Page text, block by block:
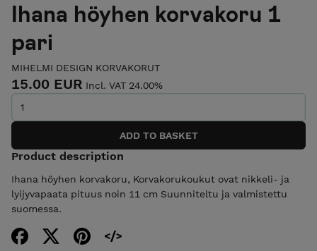
Ihana höyhen korvakoru 1
pari
MIHELMI DESIGN KORVAKORUT
15.00 EUR Incl. VAT 24.00%
Product description
Ihana höyhen korvakoru, Korvakorukoukut ovat nikkeli- ja
lyijyvapaata pituus noin 11 cm Suunniteltu ja valmistettu
suomessa.